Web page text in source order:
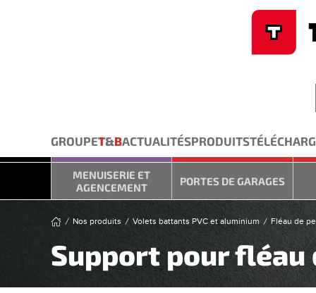
GROUPET&BACTUALITÉSPRODUITS
MENUISERIE ET
AGENCEMENT
PORTES DE GARAGES
Nos produits Volets battants PVC et aluminium Fléau de
Support pour fléau